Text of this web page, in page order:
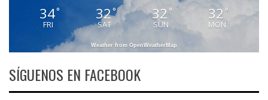
34°
FRI
32°
SAT
32 °
SUN
32 °
MON
Weather from OpenWeatherMap
SÍGUENOS EN FACEBOOK